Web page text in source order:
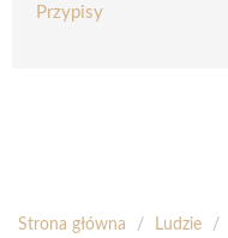
Przypisy
Strona główna / Ludzie /